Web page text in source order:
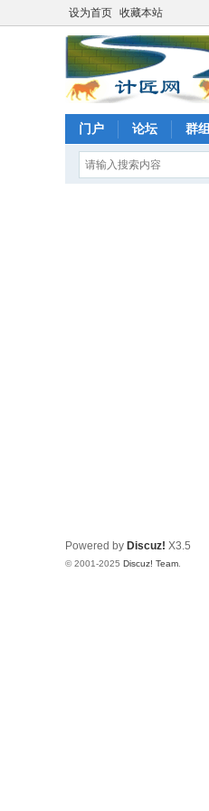
设为首页 收藏本站
门户 论坛 群组
Powered by Discuz! X3.5
© 2001-2025 Discuz! Team